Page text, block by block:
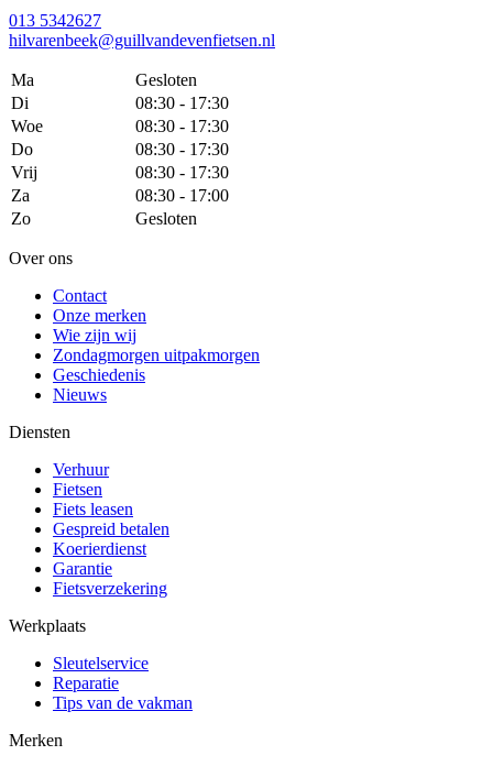
013 5342627
hilvarenbeek@guillvandevenfietsen.nl
Ma
Gesloten
Di
08:30 - 17:30
Woe
08:30 - 17:30
Do
08:30 - 17:30
Vrij
08:30 - 17:30
Za
08:30 - 17:00
Zo
Gesloten
Over ons
Contact
Onze merken
Wie zijn wij
Zondagmorgen uitpakmorgen
Geschiedenis
Nieuws
Diensten
Verhuur
Fietsen
Fiets leasen
Gespreid betalen
Koerierdienst
Garantie
Fietsverzekering
Werkplaats
Sleutelservice
Reparatie
Tips van de vakman
Merken